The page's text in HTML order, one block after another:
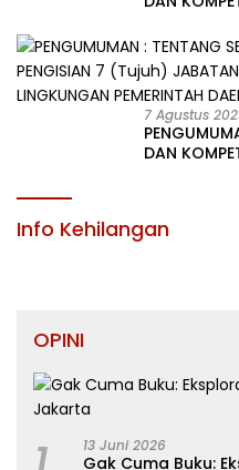
7 Agustus
DAN
Info Kehilangan
OPINI
13 Juni 2026
Gak Cuma Buku: